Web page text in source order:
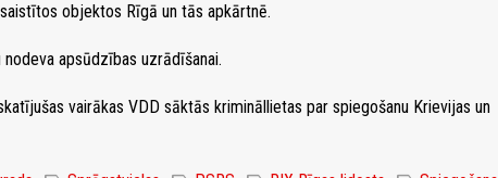
objektos Rīgā un tās apkārtnē.
apsūdzības uzrādīšanai.
vairākas VDD sāktās krimināllietas par spiegošanu Krievijas un